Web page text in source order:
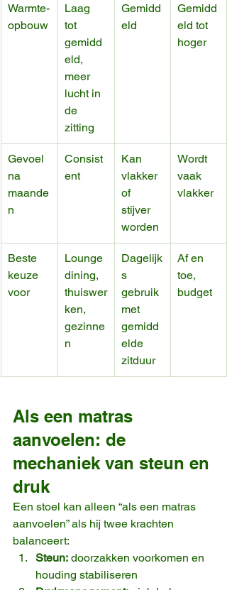
Warmte-
opbouw
Laag
tot
gemidd
eld,
meer
lucht in
de
zitting
Gemidd
eld
Gemidd
eld tot
hoger
Gevoel
na
maande
n
Consist
ent
Kan
vlakker
of
stijver
worden
Wordt
vaak
vlakker
Beste
keuze
voor
Lounge
dining,
thuiswer
ken,
gezinne
n
Dagelijk
s
gebruik
met
gemidd
elde
zitduur
Af en
toe,
budget
Als een matras
aanvoelen: de
mechaniek van steun en
druk
Een stoel kan alleen “als een matras
aanvoelen” als hij twee krachten
balanceert:
Steun: doorzakken voorkomen en
houding stabiliseren